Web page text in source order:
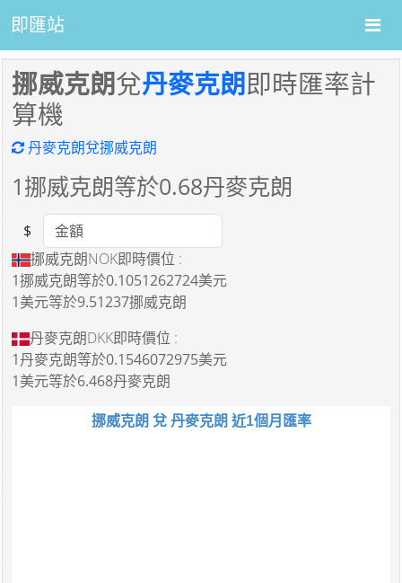
即匯站
挪威克朗兌丹麥克朗即時匯率計
算機
丹麥克朗兌挪威克朗
1挪威克朗等於0.68丹麥克朗
Amount
$
挪威克朗NOK即時價位 :
1挪威克朗等於0.1051262724美元
1美元等於9.51237挪威克朗
丹麥克朗DKK即時價位 :
1丹麥克朗等於0.1546072975美元
1美元等於6.468丹麥克朗
挪威克朗 兌 丹麥克朗 近1個月匯率